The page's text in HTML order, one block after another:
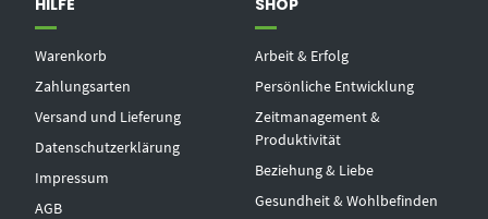
Warenkorb
Zahlungsarten
Versand und Lieferung
Datenschutzerklärung
Impressum
AGB
Arbeit & Erfolg
Persönliche Entwicklung
Zeitmanagement &
Produktivität
Beziehung & Liebe
Gesundheit & Wohlbefinden